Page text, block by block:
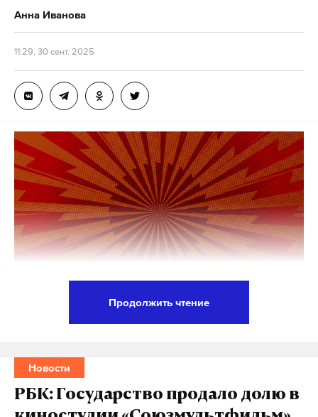
Анна Иванова
11:29, 30 сент. 2025
в собственность Санкт-Петербурга.
Соответствующее заявление сделала министр
культуры Ольга Любимова.
Продолжить чтение
Новости
РБК: Государство продало долю в